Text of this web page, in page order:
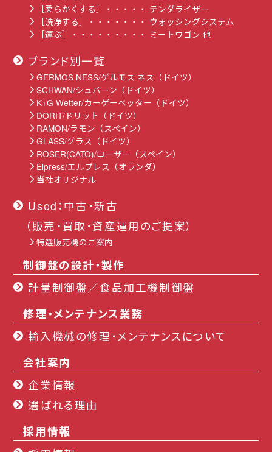
［柔らかくする］・・・・・ テンダライザー
［洗浄する］・・・・・・・ ウォッシングシステム
［運ぶ］・・・・・・・・・ ミートワゴン 他
ブランド別一覧
GERMOS NESS/ゲルモス ネス（ドイツ）
SCHWAN/シュバーン（ドイツ）
K+G Wetter/カーゲーベッター（ドイツ）
DORIT/ドリット（ドイツ）
RAMON/ラモン（スペイン）
GLASS/グラス（ドイツ）
ROSER(CATO)/ローザー（スペイン）
Elpress/エルプレス（オランダ）
当社オリジナル
Used：中古・新古
（販売・買取・資産運用のご提案）
特選販売機のご案内
制御盤の設計・製作
計量制御盤／食品加工機制御盤
修理・メンテナンス業務
輸入機械の修理・メンテナンスについて
会社案内
企業情報
選ばれる理由
採用情報